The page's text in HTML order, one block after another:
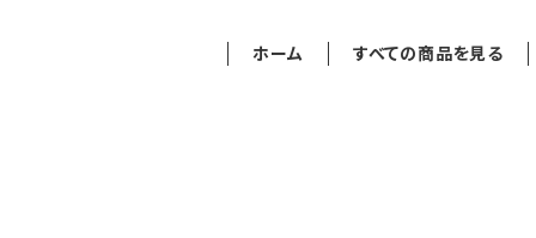
ホーム すべての商品を見る